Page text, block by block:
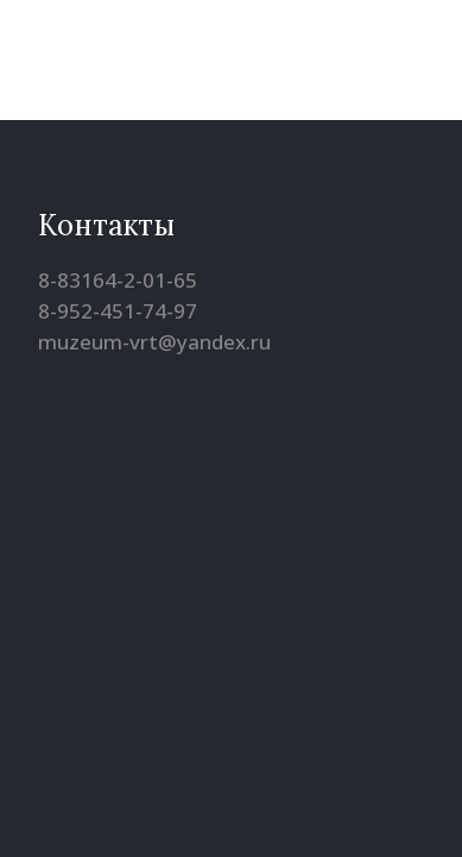
Контакты
8-83164-2-01-65
8-952-451-74-97
muzeum-vrt@yandex.ru